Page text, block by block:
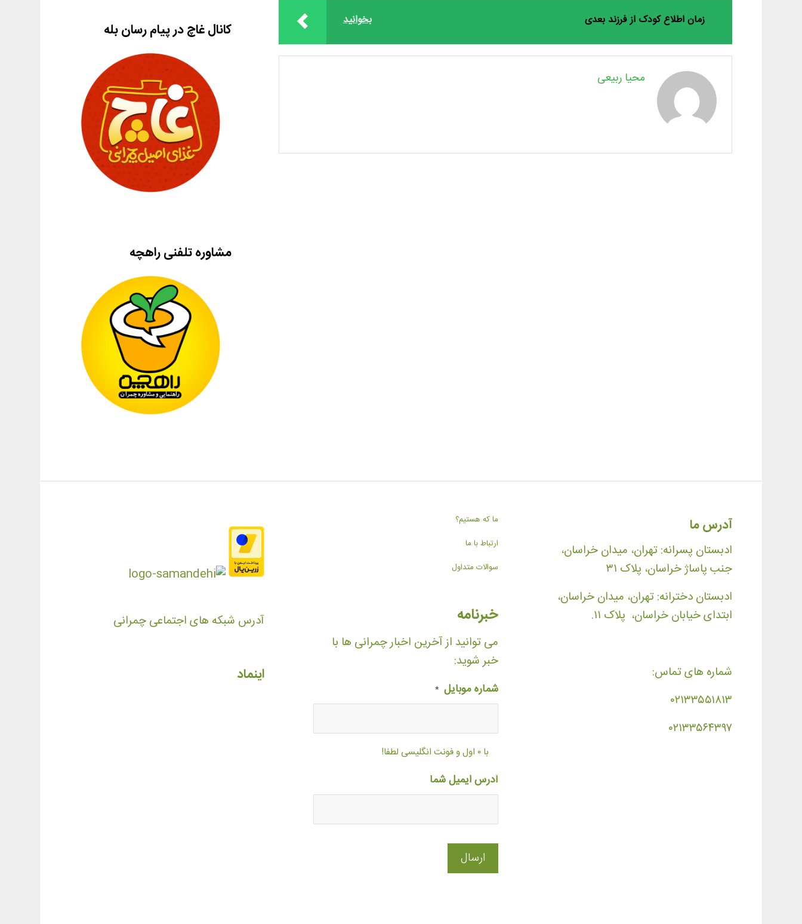
بخوانید زمان اطلاع کودک از فرزند بعدی
محیا ربیعی
کانال غاچ در پیام رسان بله
مشاوره تلفنی راهچه
آدرس ما
ادبستان پسرانه: تهران، میدان خراسان،
جنب پاساژ خراسان، پلاک ۳۱
ادبستان دخترانه: تهران، میدان خراسان،
ابتدای خیابان خراسان، پلاک ۱۱.
شماره های تماس:
۰۲۱۳۳۵۵۱۸۱۳
۰۲۱۳۳۵۶۴۳۹۷
ما که هستیم؟
ارتباط با ما
سوالات متداول
خبرنامه
می توانید از آخرین اخبار چمرانی ها با
خبر شوید:
شماره موبایل *
با ۰ اول و فونت انگلیسی لطفا!
آدرس ایمیل شما
آدرس شبکه های اجتماعی چمرانی
اینماد